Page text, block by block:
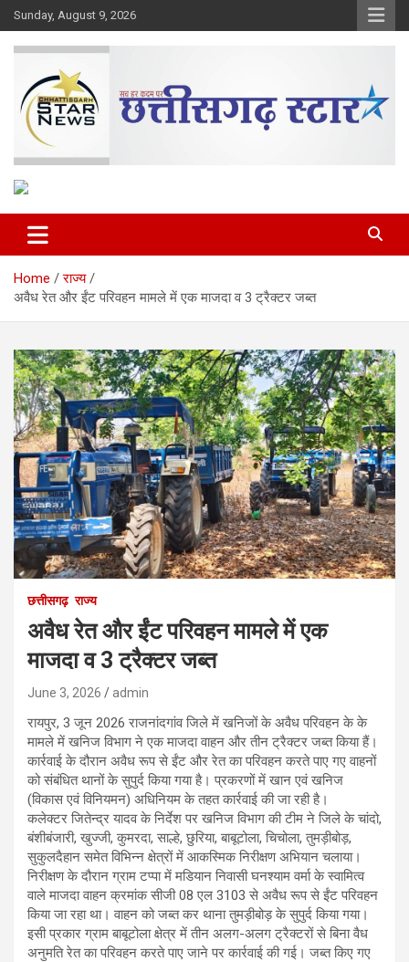
Skip
to
content
Sunday, August 9, 2026
Chhattisgarh Star
Home
राज्य
अवैध रेत और ईंट परिवहन मामले में एक माजदा व 3 ट्रैक्टर जब्त
छत्तीसगढ़ राज्य
अवैध रेत और ईंट परिवहन मामले में एक
माजदा व 3 ट्रैक्टर जब्त
June 3, 2026 admin
रायपुर, 3 जून 2026 राजनांदगांव जिले में खनिजों के अवैध परिवहन के के
मामले में खनिज विभाग ने एक माजदा वाहन और तीन ट्रैक्टर जब्त किया हैं।
कार्रवाई के दौरान अवैध रूप से ईंट और रेत का परिवहन करते पाए गए वाहनों
को संबंधित थानों के सुपुर्द किया गया है। प्रकरणों में खान एवं खनिज
(विकास एवं विनियमन) अधिनियम के तहत कार्रवाई की जा रही है।
कलेक्टर जितेन्द्र यादव के निर्देश पर खनिज विभाग की टीम ने जिले के चांदो,
बंशीबंजारी, खुज्जी, कुमरदा, साल्हे, छुरिया, बाबूटोला, चिचोला, तुमड़ीबोड़,
सुकुलदैहान समेत विभिन्न क्षेत्रों में आकस्मिक निरीक्षण अभियान चलाया।
निरीक्षण के दौरान ग्राम टप्पा में मडियान निवासी घनश्याम वर्मा के स्वामित्व
वाले माजदा वाहन क्रमांक सीजी 08 एल 3103 से अवैध रूप से ईंट परिवहन
किया जा रहा था। वाहन को जब्त कर थाना तुमड़ीबोड़ के सुपुर्द किया गया।
इसी प्रकार ग्राम बाबूटोला क्षेत्र में तीन अलग-अलग ट्रैक्टरों से बिना वैध
अनुमति रेत का परिवहन करते पाए जाने पर कार्रवाई की गई। जब्त किए गए